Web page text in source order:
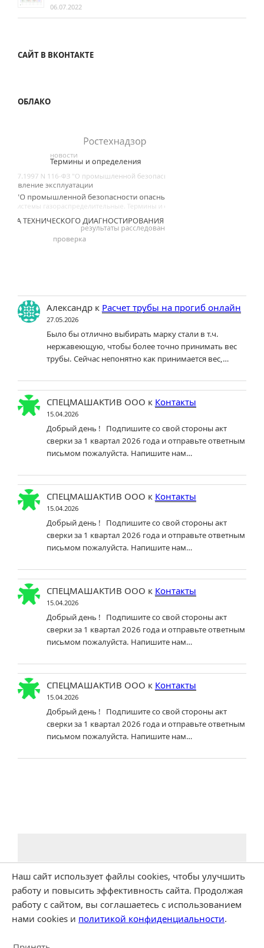
06.07.2022
САЙТ В ВКОНТАКТЕ
ОБЛАКО
Александрк Расчет трубы на прогиб онлайн
27.05.2026
Было бы отлично выбирать марку стали в т.ч.
нержавеющую, чтобы более точно принимать вес
трубы. Сейчас непонятно как принимается вес,…
СПЕЦМАШАКТИВ ООО к Контакты
15.04.2026
Добрый день ! Подпишите со свой стороны акт
сверки за 1 квартал 2026 года и отправьте ответным
письмом пожалуйста. Напишите нам…
СПЕЦМАШАКТИВ ООО к Контакты
15.04.2026
Добрый день ! Подпишите со свой стороны акт
сверки за 1 квартал 2026 года и отправьте ответным
письмом пожалуйста. Напишите нам…
СПЕЦМАШАКТИВ ООО к Контакты
15.04.2026
Добрый день ! Подпишите со свой стороны акт
сверки за 1 квартал 2026 года и отправьте ответным
письмом пожалуйста. Напишите нам…
СПЕЦМАШАКТИВ ООО к Контакты
15.04.2026
Добрый день ! Подпишите со свой стороны акт
сверки за 1 квартал 2026 года и отправьте ответным
письмом пожалуйста. Напишите нам…
Наш сайт использует файлы cookies, чтобы улучшить
работу и повысить эффективность сайта. Продолжая
работу с сайтом, вы соглашаетесь с использованием
нами cookies и политикой конфиденциальности.